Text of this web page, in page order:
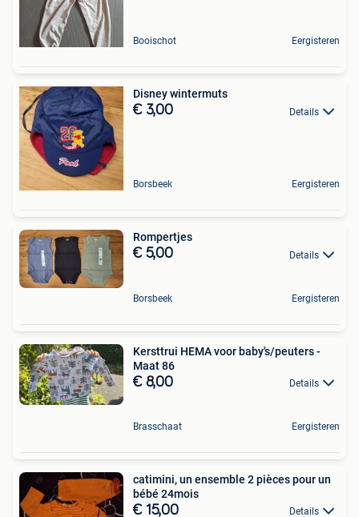
Booischot Eergisteren
Disney wintermuts
€ 3,00 Details
Borsbeek Eergisteren
Rompertjes
€ 5,00 Details
Borsbeek Eergisteren
Kersttrui HEMA voor baby's/peuters -
Maat 86
€ 8,00 Details
Brasschaat Eergisteren
catimini, un ensemble 2 pièces pour un
bébé 24mois
€ 15,00 Details